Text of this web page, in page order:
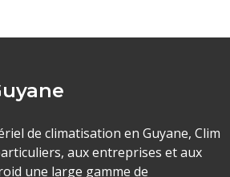
de climatisation en Guyane, Clim
aux entreprises et aux
une large gamme de